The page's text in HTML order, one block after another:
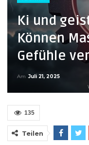
Ki und
Können
Gefühle
Am Juli 21, 2025
135
Teilen